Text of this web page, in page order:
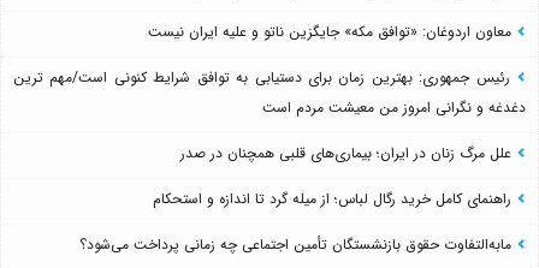
معاون اردوغان: «توافق مکه» جایگزین ناتو و علیه ایران نیست
رئیس جمهوری: بهترین زمان برای دستیابی به توافق شرایط کنونی است/مهم ترین
دغدغه و نگرانی امروز من معیشت مردم است
علل مرگ زنان در ایران؛ بیماری‌های قلبی همچنان در صدر
راهنمای کامل خرید رگال لباس؛ از میله گرد تا اندازه و استحکام
مابه‌التفاوت حقوق بازنشستگان تأمین اجتماعی چه زمانی پرداخت می‌شود؟